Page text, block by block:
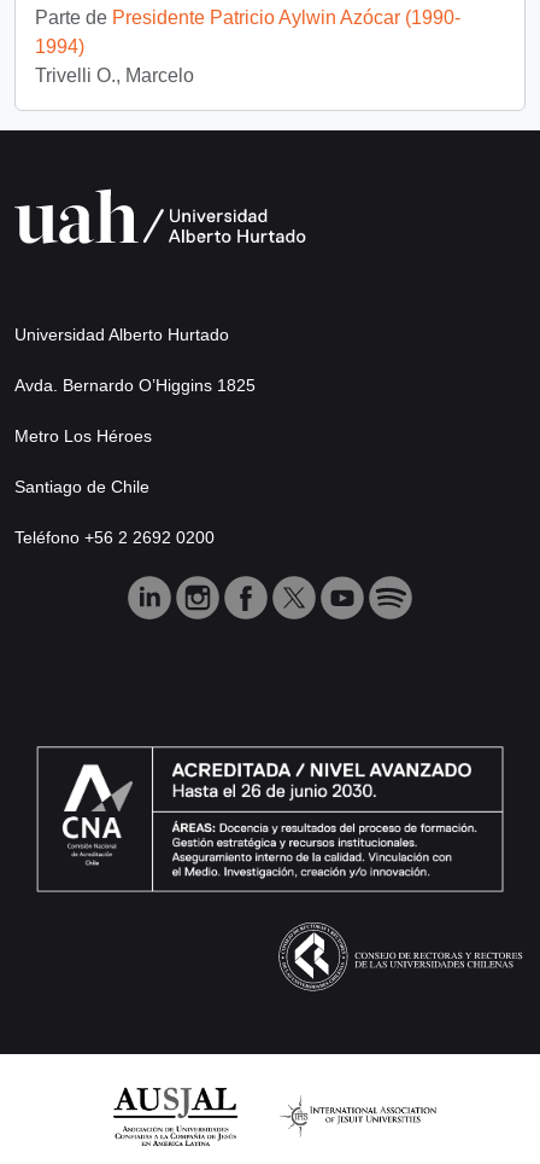
Parte de Presidente Patricio Aylwin Azócar (1990-
1994)
Trivelli O., Marcelo
Universidad Alberto Hurtado
Avda. Bernardo O’Higgins 1825
Metro Los Héroes
Santiago de Chile
Teléfono +56 2 2692 0200